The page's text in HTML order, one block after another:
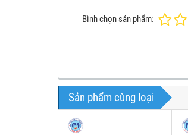
Bình chọn sản phẩm:
Sản phẩm cùng loại